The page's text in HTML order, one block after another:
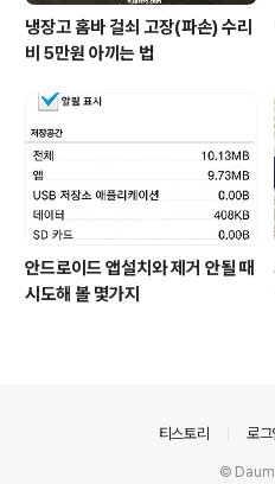
냉장고 홈바 걸쇠 고장(파손) 수리
비 5만원 아끼는 법
안드로이드 앱설치와 제거 안될 때
시도해 볼 몇가지
티스토리 로그
© Daum